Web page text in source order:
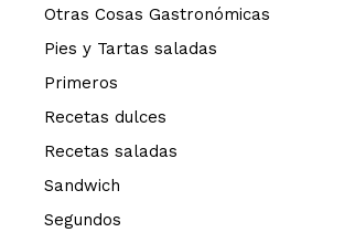
Otras Cosas Gastronómicas
Pies y Tartas saladas
Primeros
Recetas dulces
Recetas saladas
Sandwich
Segundos